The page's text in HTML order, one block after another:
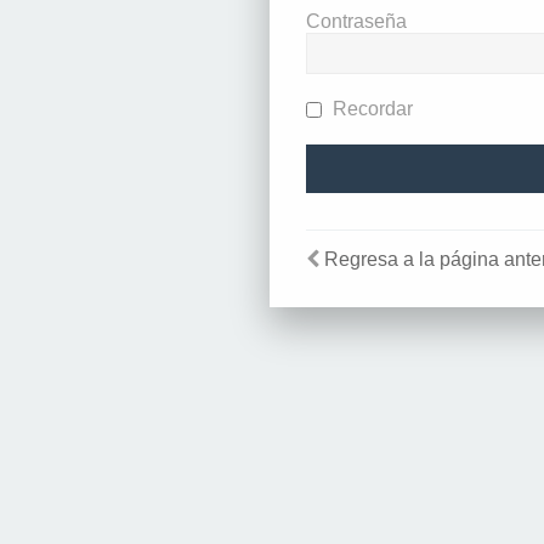
Contraseña
Recordar
Regresa a la página